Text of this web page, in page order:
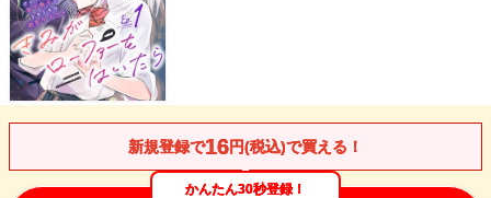
新規登録で16円(税込)で買える！
かんたん30秒登録！